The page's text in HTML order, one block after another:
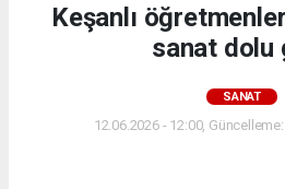
Keşanlı
sanat dolu
SANAT
12.06.2026 - 12:00,